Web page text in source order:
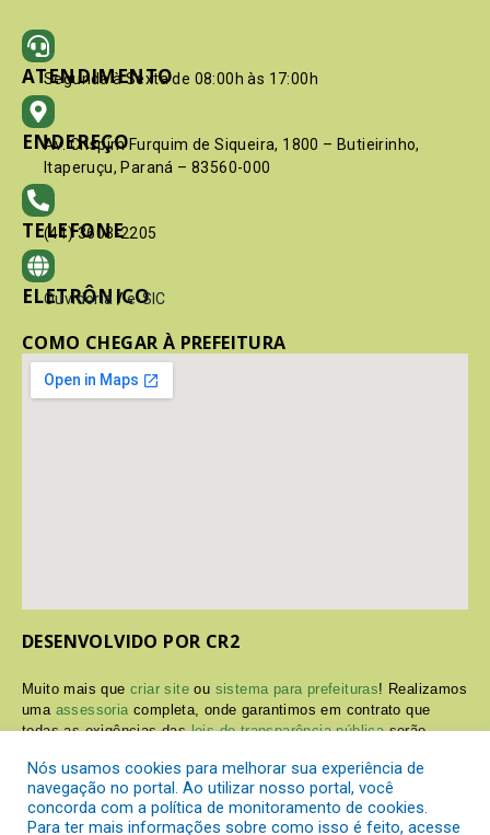
ATENDIMENTO
Segunda à Sexta de 08:00h às 17:00h
ENDEREÇO
Av. Crispim Furquim de Siqueira, 1800 – Butieirinho,
Itaperuçu, Paraná – 83560-000
TELEFONE
(41) 3603-2205
ELETRÔNICO
Ouvidoria / e-SIC
COMO CHEGAR À PREFEITURA
DESENVOLVIDO POR CR2
Muito mais quecriar site ou sistema para prefeituras! Realizamos
uma assessoria completa, onde garantimos em contrato que
todas as exigências dasleis de transparência públicaserão
Conheça oPNTPe oRadar da Transparência Pública
Nós usamos cookies para melhorar sua experiência de
navegação no portal. Ao utilizar nosso portal, você
concorda com a política de monitoramento de cookies.
Para ter mais informações sobre como isso é feito, acesse